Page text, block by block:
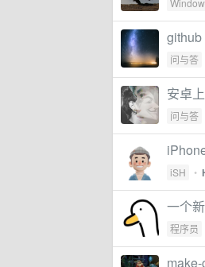
问与答
安卓
问与答
iSH •
一个
程序员